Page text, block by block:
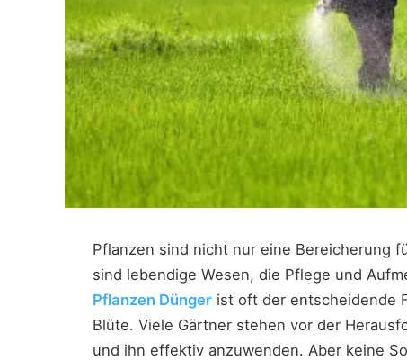
Pflanzen sind nicht nur eine Bereicherung
sind lebendige Wesen, die Pflege und
Pflanzen Dünger ist oft der entscheidende
Blüte. Viele Gärtner stehen vor der
und ihn effektiv anzuwenden. Aber keine